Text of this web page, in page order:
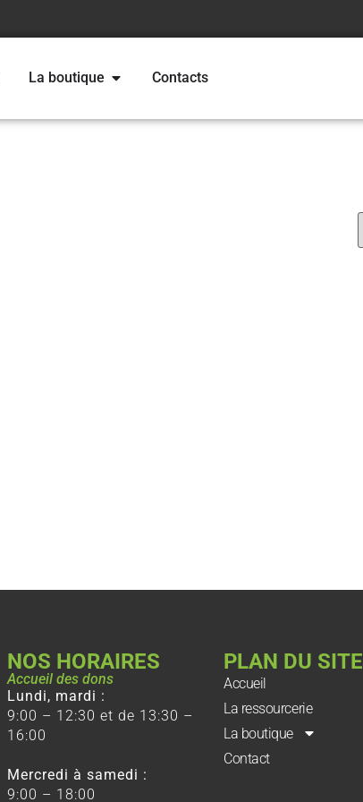
La boutique Contacts
NOS HORAIRES
Accueil des dons
Lundi, mardi :
9:00 – 12:30 et de 13:30 –
16:00
Mercredi à samedi :
9:00 – 18:00
PLAN DU SITE
Accueil
La ressourcerie
La boutique
Contact